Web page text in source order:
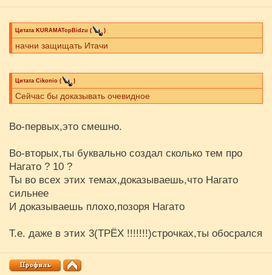
Цитата KURAMATopBidzu ( )
начни защищать Итачи
Цитата Cikоnio ( )
Сейчас бы доказывать очевидное
Во-первых,это смешно.
Во-вторых,ты буквально создал сколько тем про
Нагато ? 10 ?
Ты во всех этих темах,доказываешь,что Нагато
сильнее
И доказываешь плохо,позоря Нагато
Т.е. даже в этих 3(ТРЁХ !!!!!!!)строчках,ты обосрался